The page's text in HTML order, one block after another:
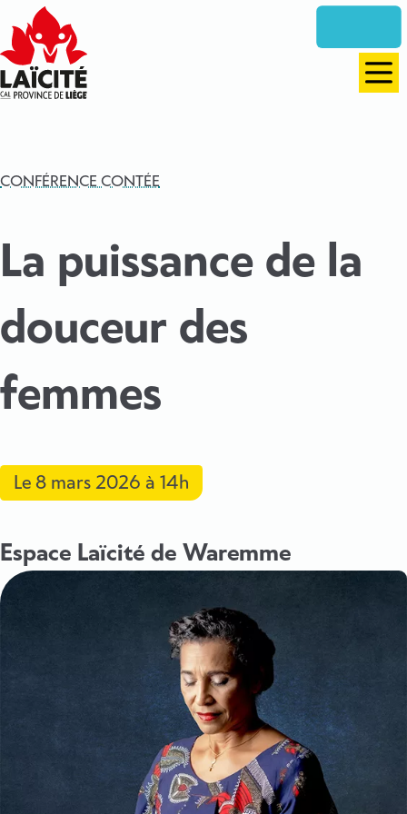
directement
vers
le
contenu
CONFÉRENCE CONTÉE
La puissance de la
douceur des
femmes
Le 8 mars 2026 à 14h
Espace Laïcité de Waremme